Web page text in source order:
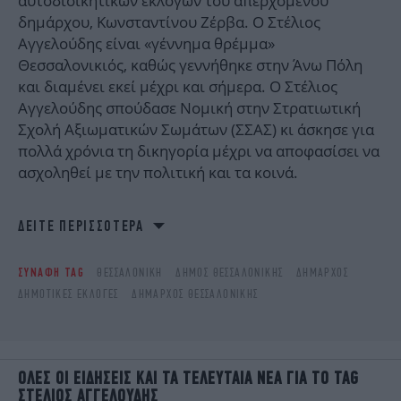
iBOOKS
ΖΩΔΙΑ
OSCARS
THE OCEAN
MEDIA
ELAMEFORA
NEWSLETTER
δημάρχου, Κωνσταντίνου Ζέρβα. Ο Στέλιος
Αγγελούδης είναι «γέννημα θρέμμα»
Θεσσαλονικιός, καθώς γεννήθηκε στην Άνω Πόλη
και διαμένει εκεί μέχρι και σήμερα. Ο Στέλιος
Αγγελούδης σπούδασε Νομική στην Στρατιωτική
Σχολή Αξιωματικών Σωμάτων (ΣΣΑΣ) κι άσκησε για
πολλά χρόνια τη δικηγορία μέχρι να αποφασίσει να
ασχοληθεί με την πολιτική και τα κοινά.
Μεταξύ άλλων, έχει διατελέσει νομικός σύμβουλος
Πολιτισμού, αλλά και Γενικός Γραμματέας
Εμπορίου του Υπουργείου Ανάπτυξης. Ο Στέλιος
(χάντμπολ), ενώ από το 2001 συμμετέχει στην
Ελληνική Ολυμπιακή Επιτροπή (ΕΟΕ), της οποίας
ΔΕΙΤΕ ΠΕΡΙΣΣΟΤΕΡΑ
ΣΥΝΑΦΗ TAG ΘΕΣΣΑΛΟΝΊΚΗ ΔΉΜΟΣ ΘΕΣΣΑΛΟΝΊΚΗΣ
ΔΉΜΑΡΧΟΣ
ΔΗΜΟΤΙΚΈΣ ΕΚΛΟΓΈΣ
ΔΉΜΑΡΧΟΣ ΘΕΣΣΑΛΟΝΊΚΗΣ
OΛΕΣ ΟΙ ΕΙΔΗΣΕΙΣ ΚΑΙ ΤΑ ΤΕΛΕΥΤΑΙΑ ΝΕΑ ΓΙΑ ΤΟ TAG
ΣΤΕΛΙΟΣ ΑΓΓΕΛΟΥΔΗΣ